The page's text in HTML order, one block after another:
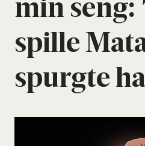
spil­le
spurg­te